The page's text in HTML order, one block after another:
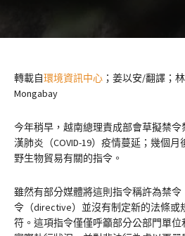
轉載自環境資訊中心 ；姜以安/翻譯；
Mongabay
今年稍早，越南總理責成部會草擬禁
漢肺炎（COVID-19）疫情蔓延；幾個
野生物貿易有關的指令。
雖然有部分媒體將這則指令稱許為禁
令（directive）並沒有制定新的法條或
符。這項指令僅僅呼籲部分公部門單